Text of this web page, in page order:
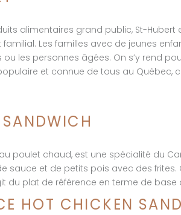
alimentaires grand public, St-Hubert
Les familles avec de jeunes
les personnes âgées. On s’y rend
et connue de tous au Québec,
poulet chaud, est une spécialité du
sauce et de petits pois avec des
du plat de référence en terme de base
HOT CHICKEN